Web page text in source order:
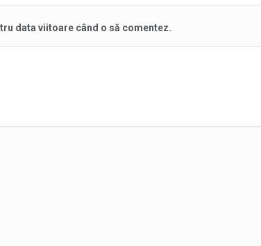
data viitoare când o să comentez.